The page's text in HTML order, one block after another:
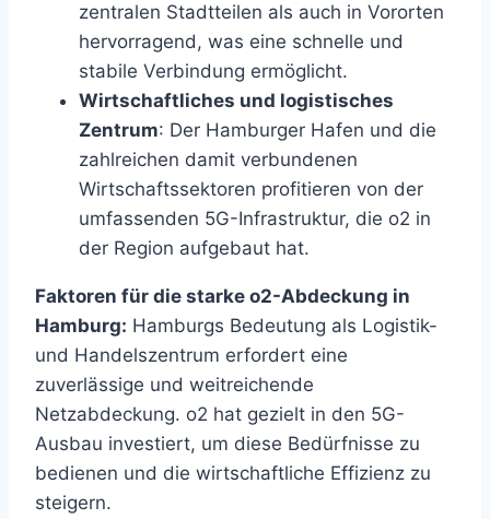
zentralen Stadtteilen als auch in Vororten
hervorragend, was eine schnelle und
stabile Verbindung ermöglicht.
Wirtschaftliches und logistisches
Zentrum: Der Hamburger Hafen und die
zahlreichen damit verbundenen
Wirtschaftssektoren profitieren von der
umfassenden 5G-Infrastruktur, die o2 in
der Region aufgebaut hat.
Faktoren für die starke o2-Abdeckung in
Hamburg: Hamburgs Bedeutung als Logistik-
und Handelszentrum erfordert eine
zuverlässige und weitreichende
Netzabdeckung. o2 hat gezielt in den 5G-
Ausbau investiert, um diese Bedürfnisse zu
bedienen und die wirtschaftliche Effizienz zu
steigern.